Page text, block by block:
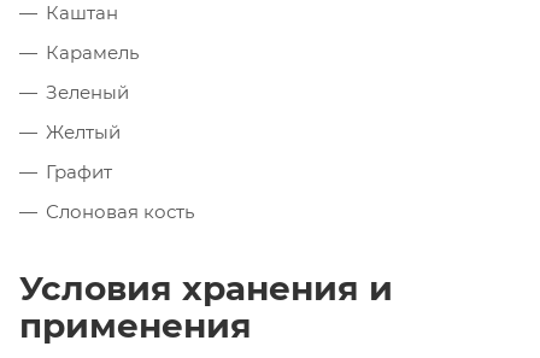
Каштан
Карамель
Зеленый
Желтый
Графит
Слоновая кость
Условия хранения и
применения